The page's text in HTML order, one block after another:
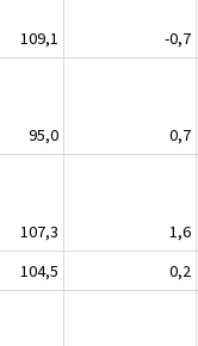
109,1 -0,7
95,0 0,7
107,3 1,6
104,5 0,2